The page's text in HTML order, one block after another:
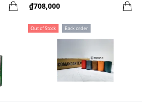
₫708,000
Out of Stock Back order